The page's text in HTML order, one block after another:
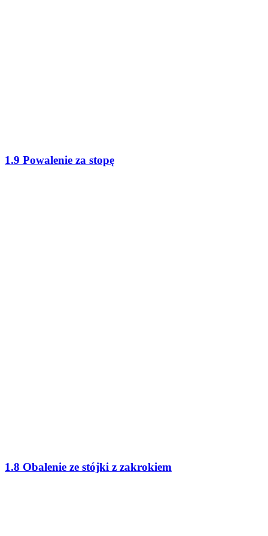
1.9 Powalenie za stopę
1.8 Obalenie ze stójki z zakrokiem